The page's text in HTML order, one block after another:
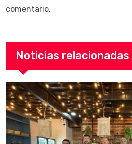
comentario.
Noticias relacionadas